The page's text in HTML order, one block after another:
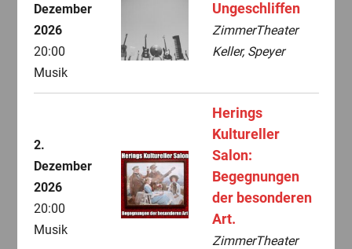
Dezember
2026
20:00
Musik
Ungeschliffen
ZimmerTheater
Keller, Speyer
2.
Dezember
2026
20:00
Musik
Herings
Kultureller
Salon:
Begegnungen
der besonderen
Art.
ZimmerTheater